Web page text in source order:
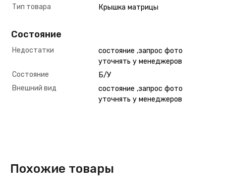
Тип товара
Крышка матрицы
Состояние
Недостатки
состояние ,запрос фото
уточнять у менеджеров
Состояние
Б/У
Внешний вид
состояние ,запрос фото
уточнять у менеджеров
Похожие товары